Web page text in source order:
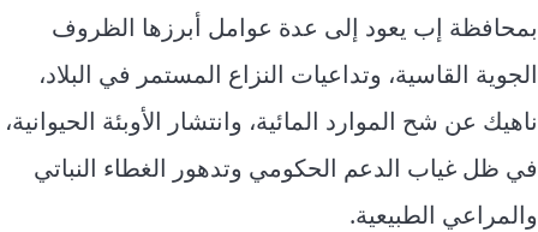
بمحافظة إب يعود إلى عدة عوامل أبرزها الظروف
الجوية القاسية، وتداعيات النزاع المستمر في البلاد،
ناهيك عن شح الموارد المائية، وانتشار الأوبئة الحيوانية،
في ظل غياب الدعم الحكومي وتدهور الغطاء النباتي
والمراعي الطبيعية.